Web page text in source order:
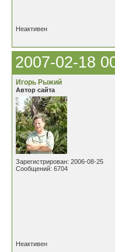
Неактивен
2007-02-18
Игорь Рыжий
Автор сайта
Зарегистрирован: 2006-08-25
Сообщений: 6704
Неактивен